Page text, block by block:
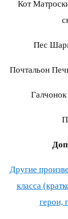
Кот
Пес
Почтальон
Другие
класса
герои,